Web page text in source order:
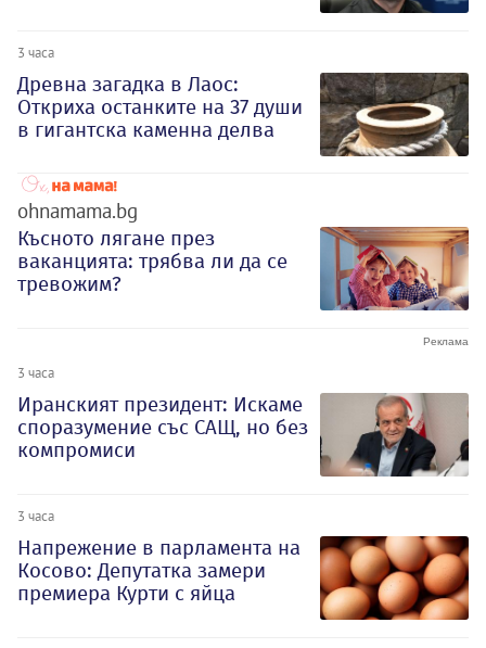
3 часа
Древна загадка в Лаос:
Откриха останките на 37 души
в гигантска каменна делва
ohnamama.bg
Късното лягане през
ваканцията: трябва ли да се
тревожим?
3 часа
Иранският президент: Искаме
споразумение със САЩ, но без
компромиси
3 часа
Напрежение в парламента на
Косово: Депутатка замери
премиера Курти с яйца